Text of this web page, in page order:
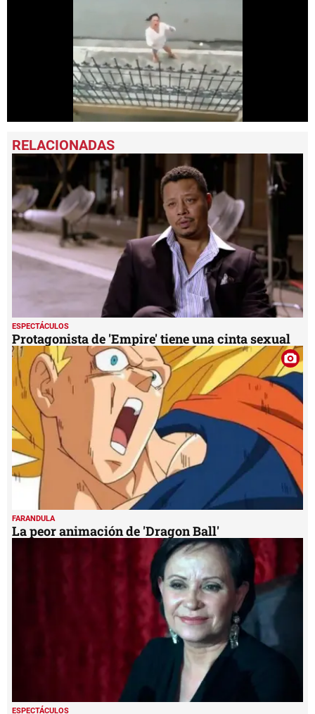
seconds
of
ESPECTÁCULOS
Protagonista de 'Empire' tiene una cinta sexual
FARANDULA
La peor animación de 'Dragon Ball'
ESPECTÁCULOS